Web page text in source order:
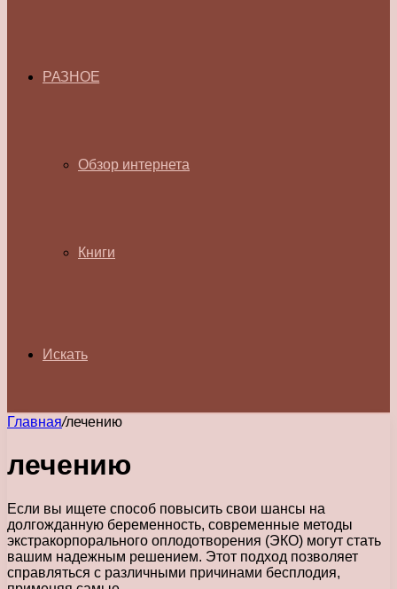
РАЗНОЕ
Обзор интернета
Книги
Искать
Главная/лечению
лечению
Если вы ищете способ повысить свои шансы на
долгожданную беременность, современные методы
экстракорпорального оплодотворения (ЭКО) могут стать
вашим надежным решением. Этот подход позволяет
справляться с различными причинами бесплодия,